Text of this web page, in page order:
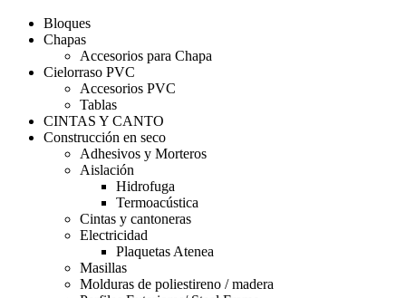
Bloques
Chapas
Accesorios para Chapa
Cielorraso PVC
Accesorios PVC
Tablas
CINTAS Y CANTO
Construcción en seco
Adhesivos y Morteros
Aislación
Hidrofuga
Termoacústica
Cintas y cantoneras
Electricidad
Plaquetas Atenea
Masillas
Molduras de poliestireno / madera